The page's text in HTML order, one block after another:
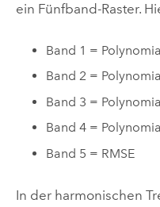
ein Fünfband-Raster.
Band 1 =
Band 2 =
Band 3 =
Band 4 =
Band 5 = RMSE
In der harmonischen